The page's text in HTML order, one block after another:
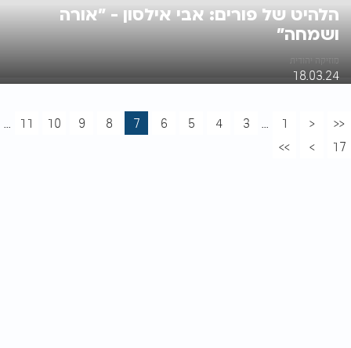
הלהיט של פורים: אבי אילסון - "אורה
ושמחה"
מוזיקה יהודית
18.03.24
<<
<
1
...
3
4
5
6
7
8
9
10
11
...
17
>
>>